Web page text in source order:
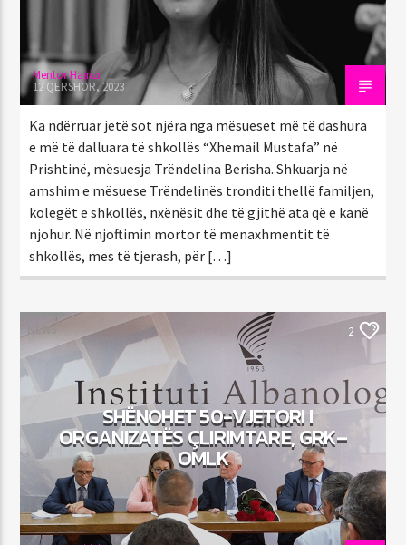
Mentor Hajrizi
12 QERSHOR, 2023
Ka ndërruar jetë sot njëra nga mësueset më të dashura
e më të dalluara të shkollës “Xhemail Mustafa” në
Prishtinë, mësuesja Trëndelina Berisha. Shkuarja në
amshim e mësuese Trëndelinës tronditi thellë familjen,
kolegët e shkollës, nxënësit dhe të gjithë ata që e kanë
njohur. Në njoftimin mortor të menaxhmentit të
shkollës, mes të tjerash, për […]
NEWS 2
SHËNOHET 50-VJETORI I
ORGANIZATËS ÇLIRIMTARE, GRK–
OMLK